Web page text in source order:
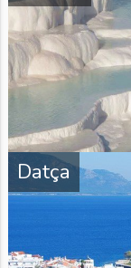
Datça